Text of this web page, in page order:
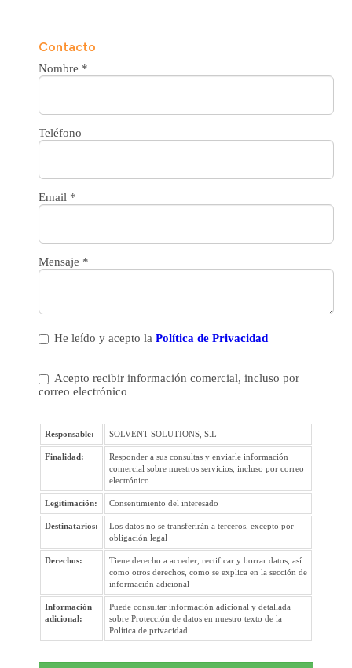
Contacto
Nombre *
Teléfono
Email *
Mensaje *
He leído y acepto la Política de Privacidad
Acepto recibir información comercial, incluso por
correo electrónico
Responsable: SOLVENT SOLUTIONS, S.L
Finalidad:
Responder a sus consultas y enviarle información
comercial sobre nuestros servicios, incluso por correo
electrónico
Legitimación: Consentimiento del interesado
Destinatarios:
Los datos no se transferirán a terceros, excepto por
obligación legal
Derechos:
Tiene derecho a acceder, rectificar y borrar datos, así
como otros derechos, como se explica en la sección de
información adicional
Información
adicional:
Puede consultar información adicional y detallada
sobre Protección de datos en nuestro texto de la
Política de privacidad